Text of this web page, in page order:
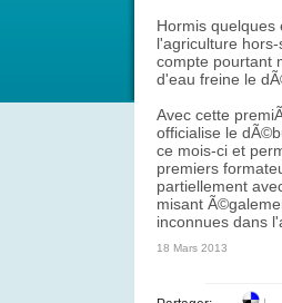
Hormis quelques
l'agriculture
compte pourtant
d'eau freine le
Avec cette
officialise le
ce mois-ci et
premiers
partiellement
misant
inconnues dans
18 Mars 2013